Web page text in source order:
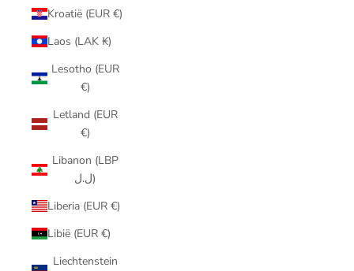
Kroatië (EUR €)
Laos (LAK ₭)
Lesotho (EUR
€)
Letland (EUR
€)
Libanon (LBP
ل.ل)
Liberia (EUR €)
Libië (EUR €)
Liechtenstein